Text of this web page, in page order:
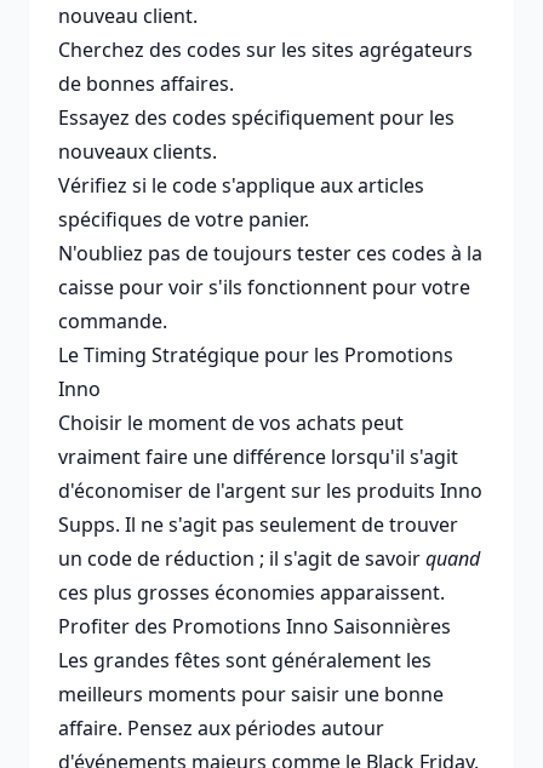
nouveau client.
Cherchez des codes sur les sites agrégateurs
de bonnes affaires.
Essayez des codes spécifiquement pour les
nouveaux clients.
Vérifiez si le code s'applique aux articles
spécifiques de votre panier.
N'oubliez pas de toujours tester ces codes à la
caisse pour voir s'ils fonctionnent pour votre
commande.
Le Timing Stratégique pour les Promotions
Inno
Choisir le moment de vos achats peut
vraiment faire une différence lorsqu'il s'agit
d'économiser de l'argent sur les produits Inno
Supps. Il ne s'agit pas seulement de trouver
un code de réduction ; il s'agit de savoirquand
ces plus grosses économies apparaissent.
Profiter des Promotions Inno Saisonnières
Les grandes fêtes sont généralement les
meilleurs moments pour saisir une bonne
affaire. Pensez aux périodes autour
d'événements majeurs comme le Black Friday,